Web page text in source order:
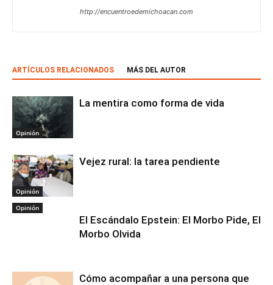
http://encuentroedemichoacan.com
ARTÍCULOS RELACIONADOS MÁS DEL AUTOR
Opinión
La mentira como forma de vida
Opinión
Vejez rural: la tarea pendiente
Opinión
El Escándalo Epstein: El Morbo Pide, El
Morbo Olvida
Cómo acompañar a una persona que